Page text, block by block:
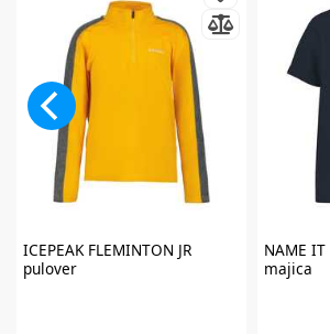
ICEPEAKFLEMINTON JR
pulover
NAME IT
majica